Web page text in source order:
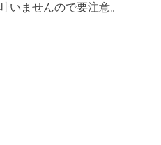
いませんので要注意。